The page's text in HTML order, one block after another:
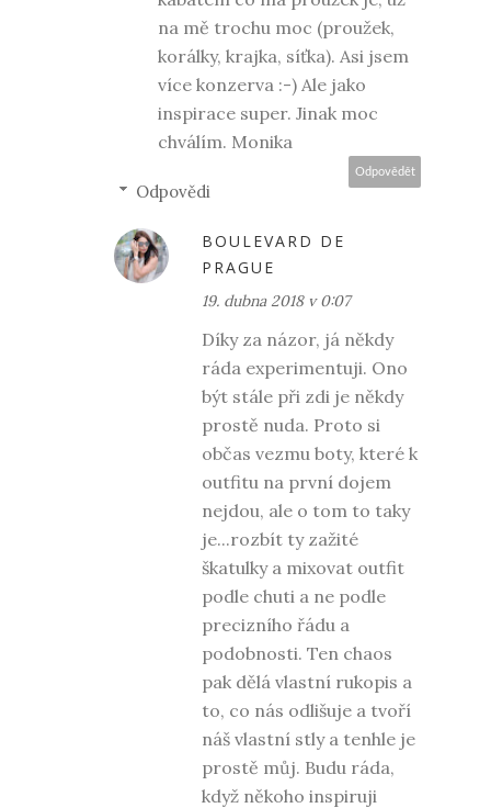
na mě trochu moc (proužek,
korálky, krajka, síťka). Asi jsem
více konzerva :-) Ale jako
inspirace super. Jinak moc
chválím. Monika
Odpovědět
Odpovědi
BOULEVARD DE
PRAGUE
19. dubna 2018 v 0:07
Díky za názor, já někdy
ráda experimentuji. Ono
být stále při zdi je někdy
prostě nuda. Proto si
občas vezmu boty, které k
outfitu na první dojem
nejdou, ale o tom to taky
je...rozbít ty zažité
škatulky a mixovat outfit
podle chuti a ne podle
precizního řádu a
podobnosti. Ten chaos
pak dělá vlastní rukopis a
to, co nás odlišuje a tvoří
náš vlastní stly a tenhle je
prostě můj. Budu ráda,
když někoho inspiruji